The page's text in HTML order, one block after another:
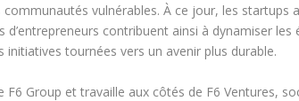
vulnérables. À ce jour, les startups
d’entrepreneurs contribuent ainsi à dynamiser
initiatives tournées vers un avenir plus durable.
F6 Group et travaille aux côtés de F6 Ventures,